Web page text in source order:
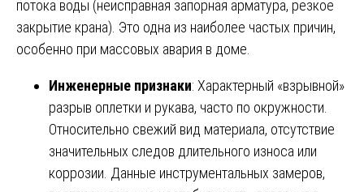
потока воды (неисправная запорная арматура, резкое
закрытие крана). Это одна из наиболее частых причин,
особенно при массовых авария в доме.
Инженерные признаки: Характерный «взрывной»
разрыв оплетки и рукава, часто по окружности.
Относительно свежий вид материала, отсутствие
значительных следов длительного износа или
коррозии. Данные инструментальных замеров,